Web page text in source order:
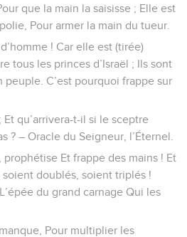
que la main la saisisse ; Elle est
Pour armer la main du tueur.
! Car elle est (tirée)
tous les princes d’Israël ; Ils sont
peuple. C’est pourquoi frappe sur
Et qu’arrivera-t-il si le sceptre
? – Oracle du Seigneur, l’Éternel.
prophétise Et frappe des mains ! Et
soient doublés, soient triplés !
du grand carnage Qui les
Pour multiplier les